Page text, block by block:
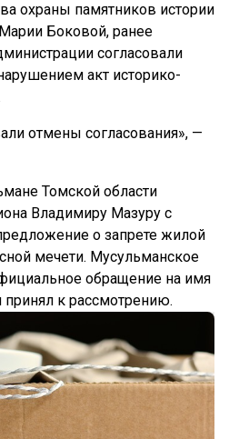
охраны памятников истории
Боковой, ранее
согласовали
акт историко-
отмены согласования», —
Томской области
Владимиру Мазуру с
о запрете жилой
мечети. Мусульманское
обращение на имя
принял к рассмотрению.